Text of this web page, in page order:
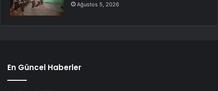
Ağustos 5, 2026
En Güncel Haberler